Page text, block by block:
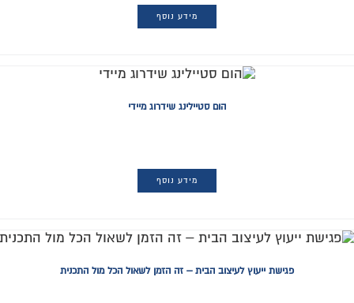
מידע נוסף
הום סטיילינג שידרוג מיידי
מידע נוסף
פגישת ייעוץ לעיצוב הבית – זה הזמן לשאול הכל מול התכנית